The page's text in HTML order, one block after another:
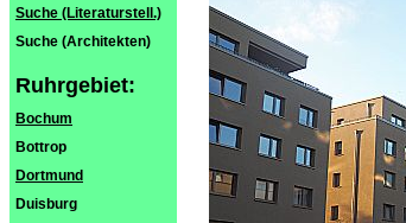
Suche (Literaturstell.)
Suche (Architekten)
Ruhrgebiet:
Bochum
Bottrop
Dortmund
Duisburg